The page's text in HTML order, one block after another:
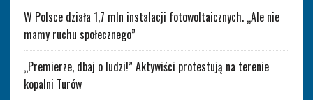
W Polsce działa 1,7 mln instalacji fotowoltaicznych. „Ale nie
mamy ruchu społecznego”
„Premierze, dbaj o ludzi!” Aktywiści protestują na terenie
kopalni Turów